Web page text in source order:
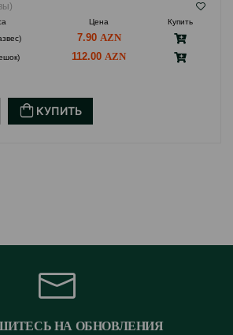
Цена
Купить
7.90
112.00
КУПИТЬ
НА ОБНОВЛЕНИЯ